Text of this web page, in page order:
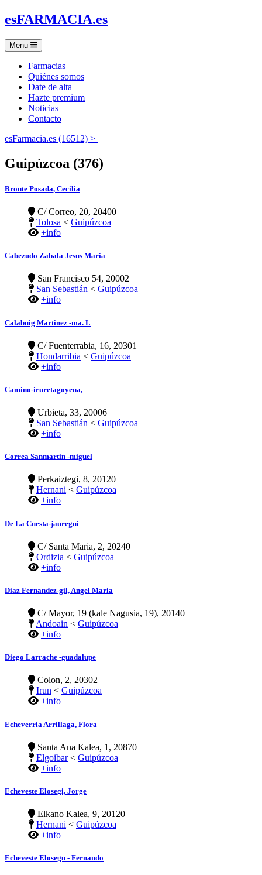
esFARMACIA.es
Menu
Farmacias
Quiénes somos
Date de alta
Hazte premium
Noticias
Contacto
esFarmacia.es (16512) >
Guipúzcoa (376)
Bronte Posada, Cecilia
C/ Correo, 20, 20400
Tolosa < Guipúzcoa
+info
Cabezudo Zabala Jesus Maria
San Francisco 54, 20002
San Sebastián < Guipúzcoa
+info
Calabuig Martinez -ma. L
C/ Fuenterrabia, 16, 20301
Hondarribia < Guipúzcoa
+info
Camino-iruretagoyena,
Urbieta, 33, 20006
San Sebastián < Guipúzcoa
+info
Correa Sanmartin -miguel
Perkaiztegi, 8, 20120
Hernani < Guipúzcoa
+info
De La Cuesta-jauregui
C/ Santa Maria, 2, 20240
Ordizia < Guipúzcoa
+info
Diaz Fernandez-gil, Angel Maria
C/ Mayor, 19 (kale Nagusia, 19), 20140
Andoain < Guipúzcoa
+info
Diego Larrache -guadalupe
Colon, 2, 20302
Irun < Guipúzcoa
+info
Echeverria Arrillaga, Flora
Santa Ana Kalea, 1, 20870
Elgoibar< Guipúzcoa
+info
Echeveste Elosegi, Jorge
Elkano Kalea, 9, 20120
Hernani < Guipúzcoa
+info
Echeveste Elosegu - Fernando